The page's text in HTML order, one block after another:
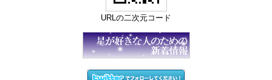
URLの二次元コード